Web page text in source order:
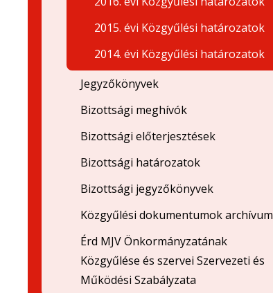
2015. évi Közgyűlési határozatok
2014. évi Közgyűlési határozatok
Jegyzőkönyvek
Bizottsági meghívók
Bizottsági előterjesztések
Bizottsági határozatok
Bizottsági jegyzőkönyvek
Közgyűlési dokumentumok archívum
Érd MJV Önkormányzatának
Közgyűlése és szervei Szervezeti és
Működési Szabályzata